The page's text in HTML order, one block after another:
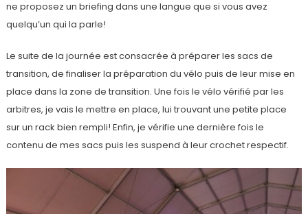
ne proposez un briefing dans une langue que si vous avez
quelqu’un qui la parle!
Le suite de la journée est consacrée à préparer les sacs de
transition, de finaliser la préparation du vélo puis de leur mise en
place dans la zone de transition. Une fois le vélo vérifié par les
arbitres, je vais le mettre en place, lui trouvant une petite place
sur un rack bien rempli! Enfin, je vérifie une dernière fois le
contenu de mes sacs puis les suspend à leur crochet respectif.